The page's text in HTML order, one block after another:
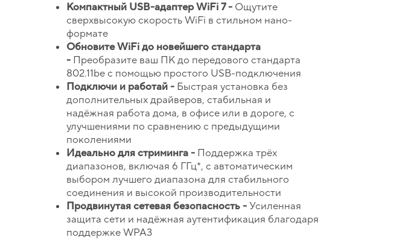
Компактный USB-адаптерWiFi7 - Ощутите
сверхвысокую скорость WiFi в стильном нано-
формате
ОбновитеWiFiдо новейшего стандарта
- Преобразите ваш ПК до передового стандарта
802.11be с помощью простого USB-подключения
Подключи и работай - Быстрая установка без
дополнительных драйверов, стабильная и
надёжная работа дома, в офисе или в дороге, с
улучшениями по сравнению с предыдущими
поколениями
Идеально для стриминга - Поддержка трёх
диапазонов, включая 6 ГГц*, с автоматическим
выбором лучшего диапазона для стабильного
соединения и высокой производительности
Продвинутая сетевая безопасность -Усиленная
защита сети и надёжная аутентификация благодаря
поддержке WPA3